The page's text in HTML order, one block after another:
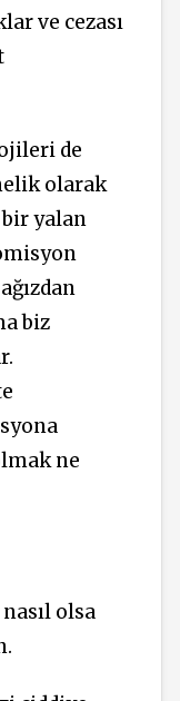
ve cezası
de
olarak
yalan
biz
ne
olsa